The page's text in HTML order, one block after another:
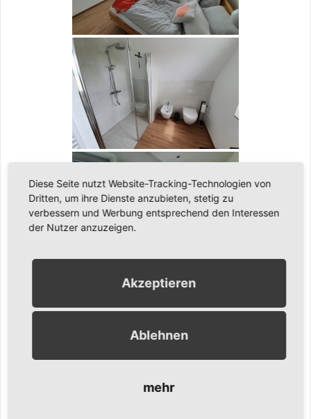
[ZEIGE EINE SLIDESHOW]
Diese Seite nutzt Website-Tracking-Technologien von
Dritten, um ihre Dienste anzubieten, stetig zu
verbessern und Werbung entsprechend den Interessen
der Nutzer anzuzeigen.
Akzeptieren
Ablehnen
mehr